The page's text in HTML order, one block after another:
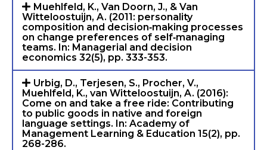
Muehlfeld, K., Van Doorn, J., & Van
Witteloostuijn, A. (2011: personality
composition and decision‐making processes
on change preferences of self‐managing
teams. In: Managerial and decision
economics 32(5), pp. 333-353.
Urbig, D., Terjesen, S., Procher, V.,
Muehlfeld, K., van Witteloostuijn, A. (2016):
Come on and take a free ride: Contributing
to public goods in native and foreign
language settings. In: Academy of
Management Learning & Education 15(2), pp.
268-286.